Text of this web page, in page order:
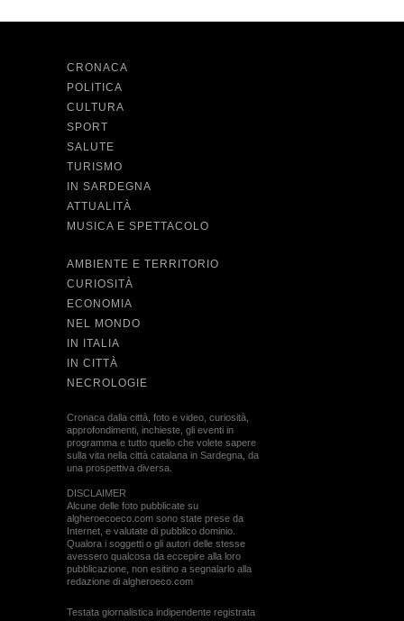
CRONACA
POLITICA
CULTURA
SPORT
SALUTE
TURISMO
IN SARDEGNA
ATTUALITÀ
MUSICA E SPETTACOLO
AMBIENTE E TERRITORIO
CURIOSITÀ
ECONOMIA
NEL MONDO
IN ITALIA
IN CITTÀ
NECROLOGIE
Cronaca dalla città, foto e video, curiosità,
approfondimenti, inchieste, gli eventi in
programma e tutto quello che volete sapere
sulla vita nella città catalana in Sardegna, da
una prospettiva diversa.
DISCLAIMER
Alcune delle foto pubblicate su
algheroecoeco.com sono state prese da
Internet, e valutate di pubblico dominio.
Qualora i soggetti o gli autori delle stesse
avessero qualcosa da eccepire alla loro
pubblicazione, non esitino a segnalarlo alla
redazione di algheroeco.com
Testata giornalistica indipendente registrata